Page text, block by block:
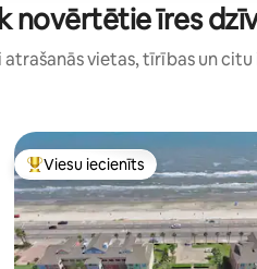
novērtētie īres
vietas, tīrības un citu
Populārs viesu iecienīts mājoklis
Viesu iecienīts